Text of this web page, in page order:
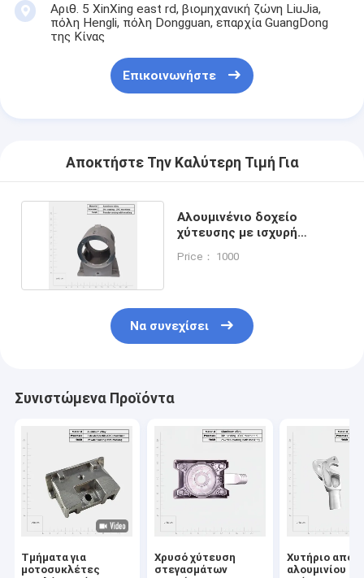
Αριθ. 5 XinXing east rd, βιομηχανική ζώνη LiuJia,
πόλη Hengli, πόλη Dongguan, επαρχία GuangDong
της Κίνας
Επικοινωνήστε
Αποκτήστε Την Καλύτερη Τιμή Για
Αλουμινένιο δοχείο
χύτευσης με ισχυρή
Price： 1000
Να συνεχίσει
Συνιστώμενα Προϊόντα
Τμήματα για
μοτοσυκλέτες
Χρυσό χύτευση
στεγασμάτων
Χυτήριο από
αλουμινίου με